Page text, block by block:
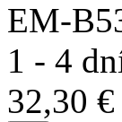
EM-
1 - 4
32,30 €